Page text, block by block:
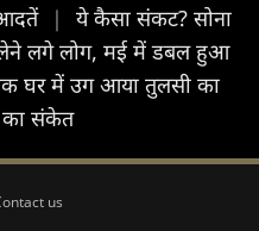
|
ये कैसा संकट? सोना
लेने लगे लोग, मई में डबल हुआ
घर में उग आया तुलसी का
का संकेत
us